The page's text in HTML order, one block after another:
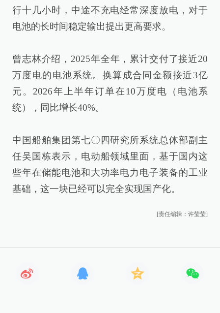
行十几小时，中途不充电经常深度放电，对于
电池的长时间稳定输出提出更高要求。
曾志林介绍，2025年全年，累计交付了接近20
万度电的电池系统。换算成合同金额接近3亿
元。2026年上半年订单在10万度电（电池系
统），同比增长40%。
中国船舶集团第七〇四研究所系统总体部副主
任吴国栋表示，电动船领域里面，基于国内这
些年在储能电池和大功率电力电子装备的工业
基础，这一块已经可以完全实现国产化。
[责任编辑：许莹莹]